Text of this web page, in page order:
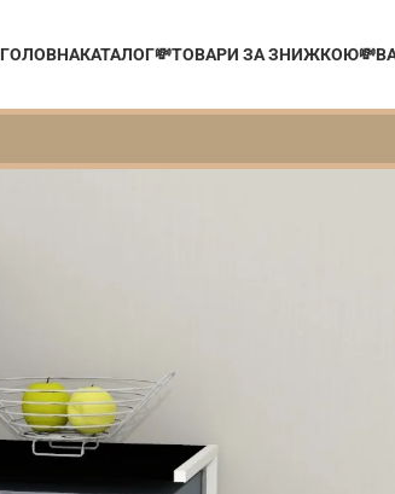
ГОЛОВНАКАТАЛОГ💸ТОВАРИ ЗА ЗНИЖКОЮ💸